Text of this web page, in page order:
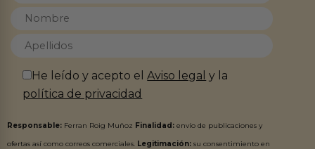
He leído y acepto elAviso legal y la
política de privacidad
Responsable: Ferran Roig Muñoz Finalidad: envío de publicaciones y
ofertas así como correos comerciales. Legitimación: su consentimiento en